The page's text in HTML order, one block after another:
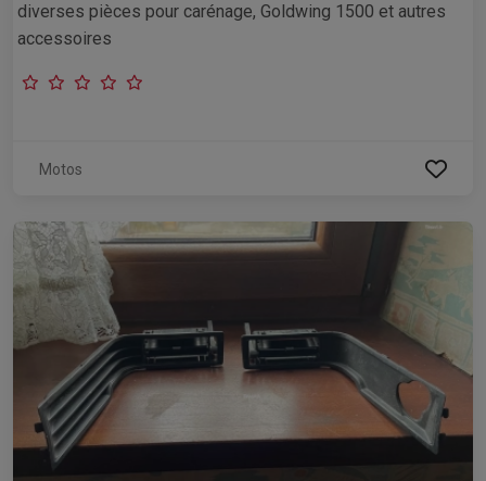
diverses pièces pour carénage, Goldwing 1500 et autres
accessoires
Motos